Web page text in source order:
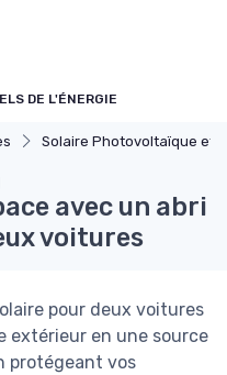
DE L'ÉNERGIE
Solaire Photovoltaïque et Thermique
avec un abri
voitures
pour deux voitures
extérieur en une source
protégeant vos